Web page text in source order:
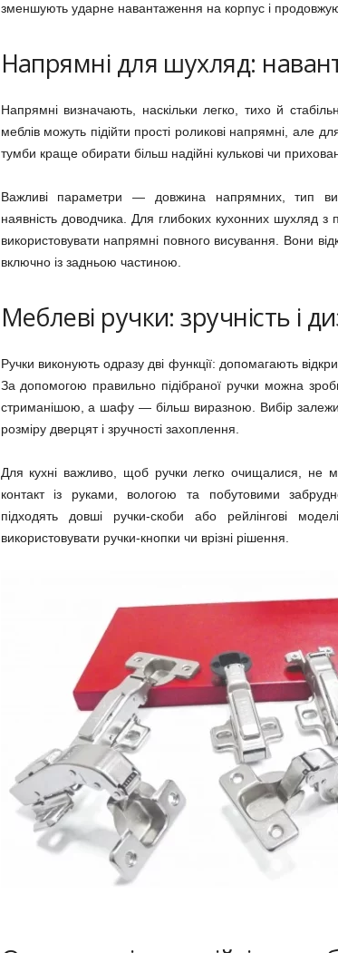
зменшують ударне навантаження на корпус і
Напрямні для шухляд:
Напрямні визначають, наскільки легко, тихо й
меблів можуть підійти прості роликові напрямні, але
тумби краще обирати більш надійні кулькові чи
Важливі параметри — довжина напрямних, тип
наявність доводчика. Для глибоких кухонних шухляд
використовувати напрямні повного висування. Вони
включно із задньою частиною.
Меблеві ручки: зручність і
Ручки виконують одразу дві функції: допомагають
За допомогою правильно підібраної ручки можна
стриманішою, а шафу — більш виразною. Вибір
розміру дверцят і зручності захоплення.
Для кухні важливо, щоб ручки легко очищалися, не
контакт із руками, вологою та побутовими
підходять довші ручки-скоби або рейлінгові
використовувати ручки-кнопки чи врізні рішення.